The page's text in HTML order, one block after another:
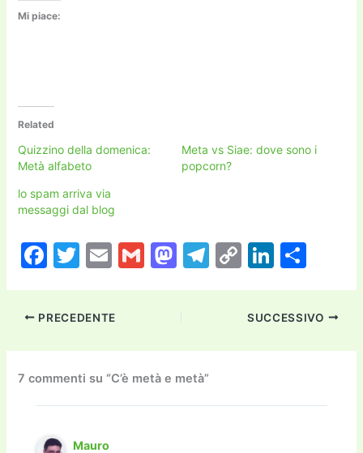
Mi piace:
Related
Quizzino della domenica:
Metà alfabeto
Meta vs Siae: dove sono i
popcorn?
lo spam arriva via
messaggi dal blog
F
c
e
b
o
o
k
T
itt
er
E
ai
l
G
M
d
o
n
T
a
C
p
y
Li
k
Li
k
e
dI
n
di
vi
PRECEDENTE SUCCESSIVO
7 commenti su “C’è metà e metà”
Mauro